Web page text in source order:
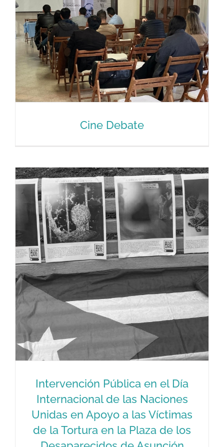
Cine Debate
Cine Debate
Intervención Pública en el Día
Intervención Pública en el Día
Internacional de las Naciones
Unidas en Apoyo a las Víctimas
de la Tortura en la Plaza de los